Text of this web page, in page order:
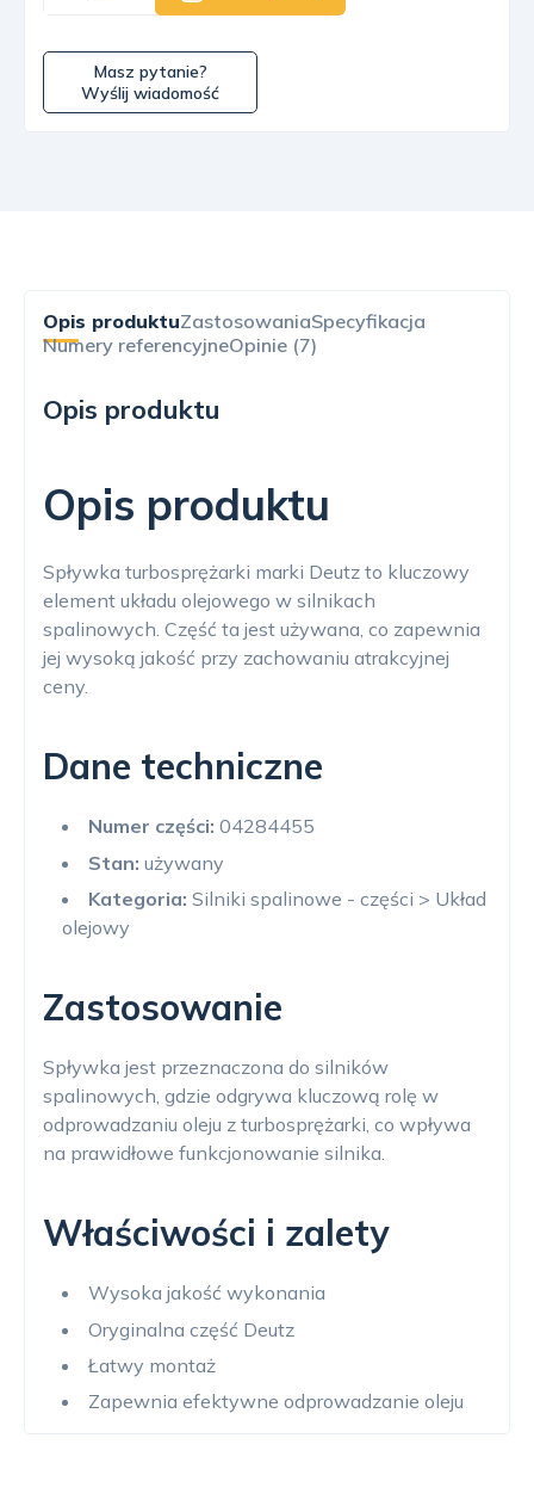
Masz pytanie?
Wyślij wiadomość
Opis produktuZastosowaniaSpecyfikacja
Numery referencyjneOpinie (7)
Opis produktu
Opis produktu
Spływka turbosprężarki marki Deutz to kluczowy
element układu olejowego w silnikach
spalinowych. Część ta jest używana, co zapewnia
jej wysoką jakość przy zachowaniu atrakcyjnej
ceny.
Dane techniczne
Numer części: 04284455
Stan: używany
Kategoria: Silniki spalinowe - części > Układ
olejowy
Zastosowanie
Spływka jest przeznaczona do silników
spalinowych, gdzie odgrywa kluczową rolę w
odprowadzaniu oleju z turbosprężarki, co wpływa
na prawidłowe funkcjonowanie silnika.
Właściwości i zalety
Wysoka jakość wykonania
Oryginalna część Deutz
Łatwy montaż
Zapewnia efektywne odprowadzanie oleju